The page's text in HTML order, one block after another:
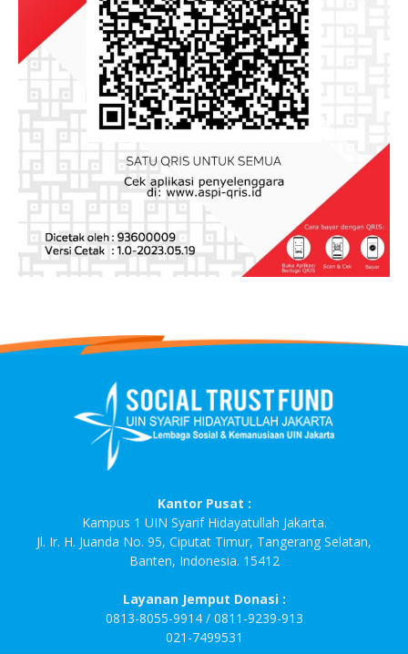
Kantor Pusat :
Kampus 1 UIN Syarif Hidayatullah Jakarta.
Jl. Ir. H. Juanda No. 95, Ciputat Timur, Tangerang Selatan,
Banten, Indonesia. 15412
Layanan Jemput Donasi :
0813-8055-9914 / 0811-9239-913
021-7499531